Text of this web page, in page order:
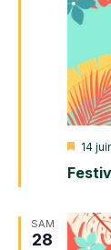
Mis
avant
14
SAM
28